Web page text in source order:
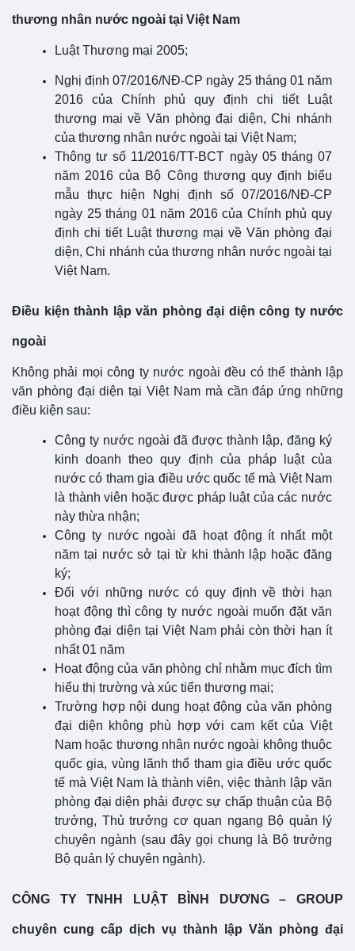
thương nhân nước ngoài tại Việt Nam
Luật Thương mại 2005;
Nghị định 07/2016/NĐ-CP ngày 25 tháng 01 năm
2016 của Chính phủ quy định chi tiết Luật
thương mại về Văn phòng đại diện, Chi nhánh
của thương nhân nước ngoài tại Việt Nam;
Thông tư số 11/2016/TT-BCT ngày 05 tháng 07
năm 2016 của Bộ Công thương quy định biểu
mẫu thực hiện Nghị định số 07/2016/NĐ-CP
ngày 25 tháng 01 năm 2016 của Chính phủ quy
định chi tiết Luật thương mại về Văn phòng đại
diện, Chi nhánh của thương nhân nước ngoài tại
Việt Nam.
Điều kiện thành lập văn phòng đại diện công ty nước
ngoài
Không phải mọi công ty nước ngoài đều có thể thành lập
văn phòng đại diện tại Việt Nam mà cần đáp ứng những
điều kiện sau:
Công ty nước ngoài đã được thành lập, đăng ký
kinh doanh theo quy định của pháp luật của
nước có tham gia điều ước quốc tế mà Việt Nam
là thành viên hoặc được pháp luật của các nước
này thừa nhận;
Công ty nước ngoài đã hoạt động ít nhất một
năm tại nước sở tại từ khi thành lập hoặc đăng
ký;
Đối với những nước có quy định về thời hạn
hoạt động thì công ty nước ngoài muốn đặt văn
phòng đại diện tại Việt Nam phải còn thời hạn ít
nhất 01 năm
Hoạt động của văn phòng chỉ nhằm mục đích tìm
hiểu thị trường và xúc tiến thương mại;
Trường hợp nội dung hoạt động của văn phòng
đại diện không phù hợp với cam kết của Việt
Nam hoặc thương nhân nước ngoài không thuộc
quốc gia, vùng lãnh thổ tham gia điều ước quốc
tế mà Việt Nam là thành viên, việc thành lập văn
phòng đại diện phải được sự chấp thuận của Bộ
trưởng, Thủ trưởng cơ quan ngang Bộ quản lý
chuyên ngành (sau đây gọi chung là Bộ trưởng
Bộ quản lý chuyên ngành).
CÔNG TY TNHH LUẬT BÌNH DƯƠNG – GROUP
chuyên cung cấp dịch vụ thành lập Văn phòng đại